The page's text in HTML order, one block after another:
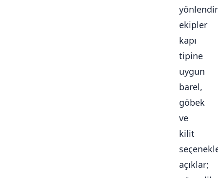
ekipler
kapı
tipine
uygun
barel,
göbek
ve
kilit
açıklar;